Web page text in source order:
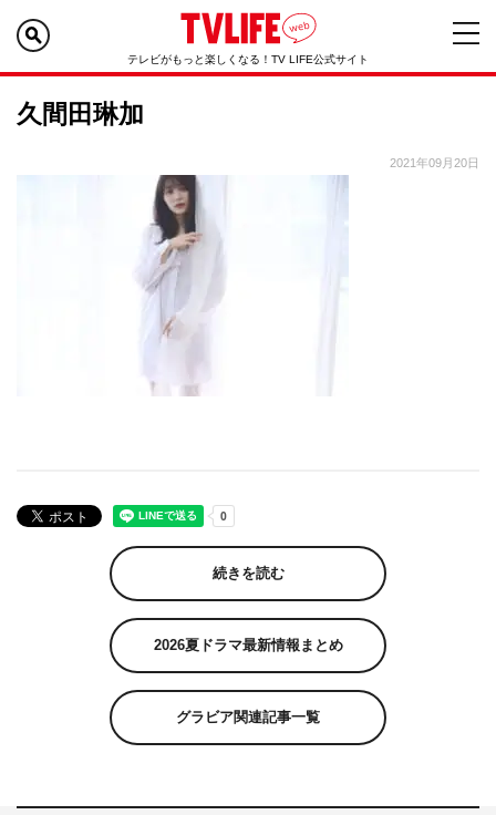
テレビがもっと楽しくなる！TV LIFE公式サイト
久間田琳加
2021年09月20日
続きを読む
2026夏ドラマ最新情報まとめ
グラビア関連記事一覧